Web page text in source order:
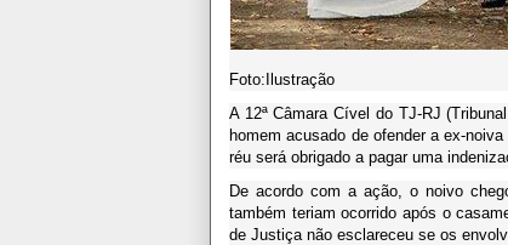
Foto:Ilustração
A 12ª Câmara Cível do TJ-RJ
homem acusado de ofender a ex-
réu será obrigado a pagar uma
De acordo com a ação, o noivo
também teriam ocorrido após o
de Justiça não esclareceu se os